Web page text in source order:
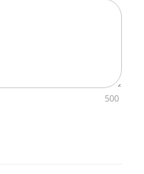
500